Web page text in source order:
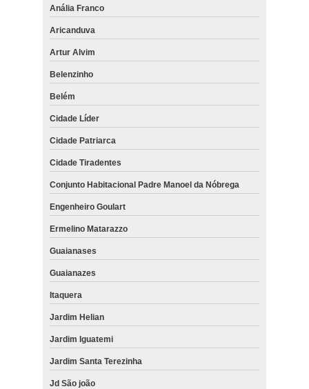
Anália Franco
Aricanduva
Artur Alvim
Belenzinho
Belém
Cidade Líder
Cidade Patriarca
Cidade Tiradentes
Conjunto Habitacional Padre Manoel da Nóbrega
Engenheiro Goulart
Ermelino Matarazzo
Guaianases
Guaianazes
Itaquera
Jardim Helian
Jardim Iguatemi
Jardim Santa Terezinha
Jd São joão